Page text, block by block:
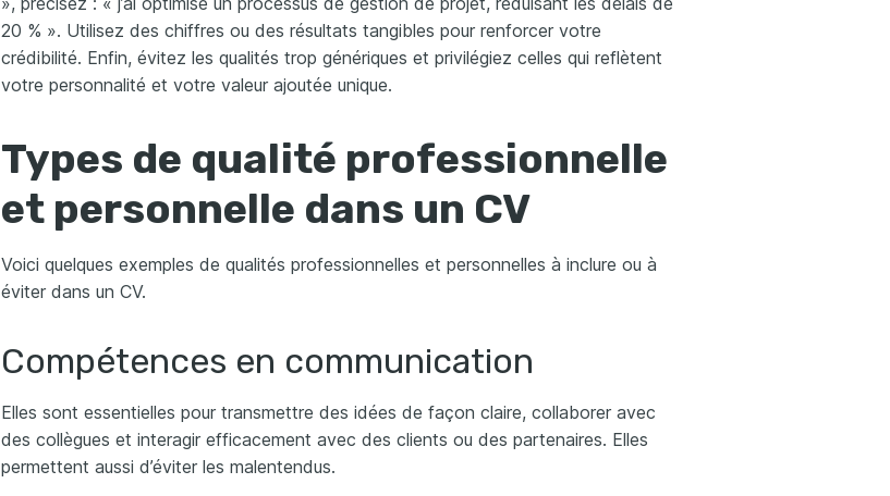
20 % ». Utilisez des chiffres ou des résultats tangibles pour renforcer votre
crédibilité. Enfin, évitez les qualités trop génériques et privilégiez celles qui reflètent
votre personnalité et votre valeur ajoutée unique.
Types de qualité professionnelle
et personnelle dans un CV
Voici quelques exemples de qualités professionnelles et personnelles à inclure ou à
éviter dans un CV.
Compétences en communication
Elles sont essentielles pour transmettre des idées de façon claire, collaborer avec
des collègues et interagir efficacement avec des clients ou des partenaires. Elles
permettent aussi d’éviter les malentendus.